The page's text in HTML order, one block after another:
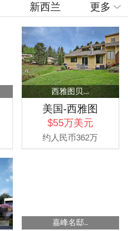
新西兰 更多
西雅图贝...
美国-西雅图
$55万美元
约人民币362万
嘉峰名邸..